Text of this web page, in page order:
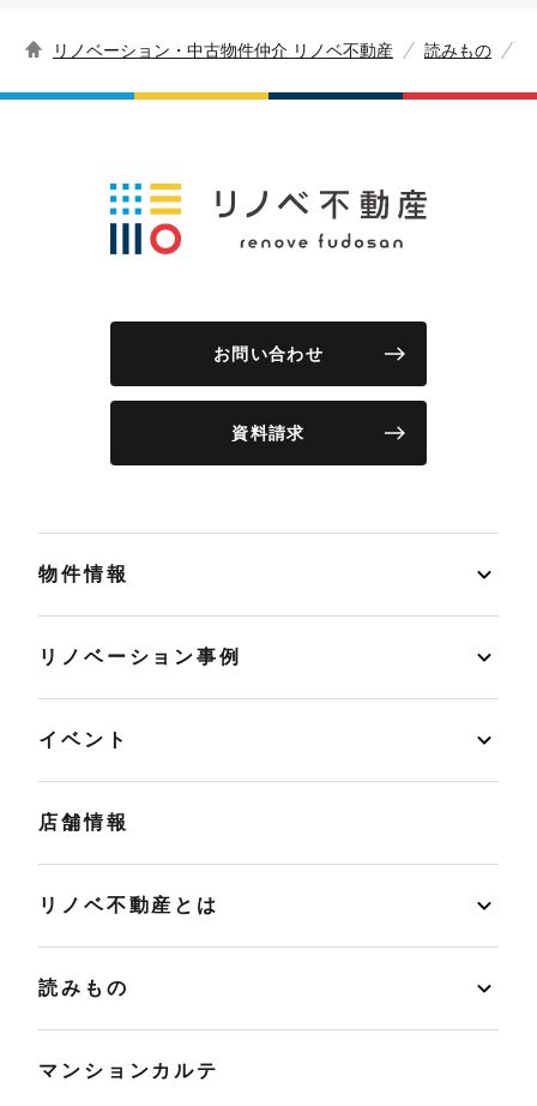
リノベーション・中古物件仲介 リノベ不動産 読みもの
お問い合わせ
資料請求
物件情報
リノベーション事例
イベント
店舗情報
リノベ不動産とは
読みもの
マンションカルテ